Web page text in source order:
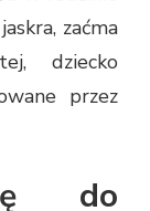
zaćma
dziecko
przez
do